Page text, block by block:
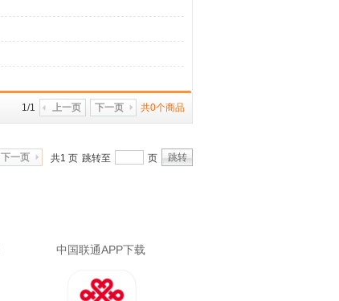
共0个商品
下一页
上一页
1/1
下一页 共1 页 跳转至 页 跳转
中国联通APP下载